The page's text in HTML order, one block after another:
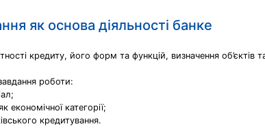
як основа діяльності банкe
кредиту, його форм та функцій, визначення об’єктів
роботи:
економічної категорії;
кредитування.